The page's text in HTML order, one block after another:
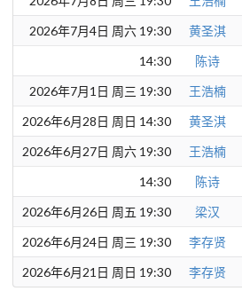
2026年7月4日 周六 19:30
黄圣淇
14:30
陈诗
2026年7月1日 周三 19:30
王浩楠
2026年6月28日 周日 14:30
黄圣淇
2026年6月27日 周六 19:30
王浩楠
14:30
陈诗
2026年6月26日 周五 19:30
梁汉
2026年6月24日 周三 19:30
李存贤
2026年6月21日 周日 19:30
李存贤